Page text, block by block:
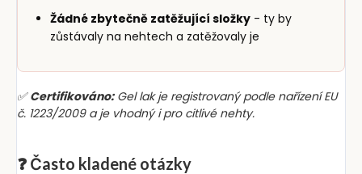
Žádné zbytečně zatěžující složky - ty by
zůstávaly na nehtech a zatěžovaly je
✅Certifikováno:Gel lak je registrovaný podle nařízení EU
č. 1223/2009 a je vhodný i pro citlivé nehty.
❓ Často kladené otázky